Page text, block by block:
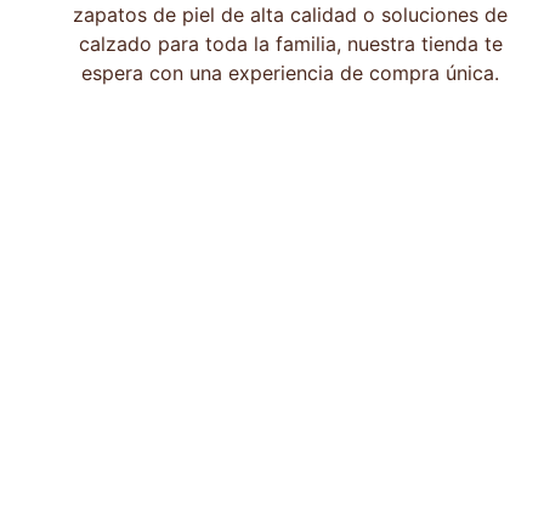
zapatos de piel de alta calidad o soluciones de
calzado para toda la familia, nuestra tienda te
espera con una experiencia de compra única.